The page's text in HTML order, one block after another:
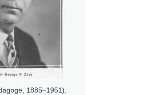
1885–1951).